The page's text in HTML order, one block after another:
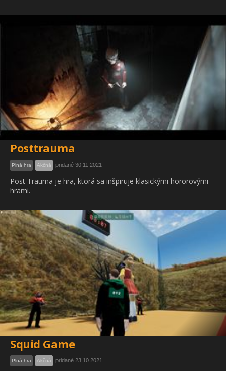
Posttrauma
Plná hra Akčná pridané 30.11.2021
Post Trauma je hra, ktorá sa inšpiruje klasickými hororovými
hrami.
Squid Game
Plná hra Akčná pridané 23.10.2021